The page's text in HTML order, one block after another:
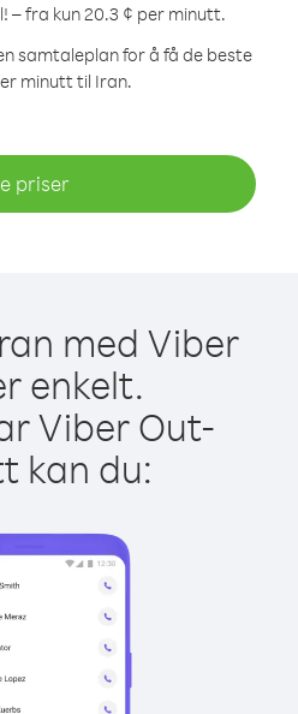
– fra kun 20.3 ¢ per minutt.
samtaleplan for å få de beste
minutt til Iran.
priser
med Viber
enkelt.
Viber Out-
kan du: